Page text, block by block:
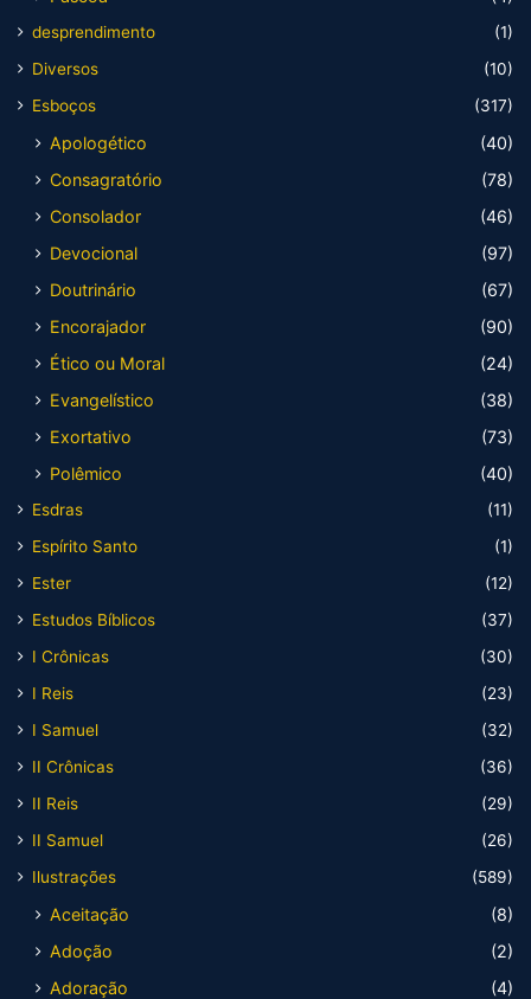
desprendimento
(1)
Diversos
(10)
Esboços
(317)
Apologético
(40)
Consagratório
(78)
Consolador
(46)
Devocional
(97)
Doutrinário
(67)
Encorajador
(90)
Ético ou Moral
(24)
Evangelístico
(38)
Exortativo
(73)
Polêmico
(40)
Esdras
(11)
Espírito Santo
(1)
Ester
(12)
Estudos Bíblicos
(37)
I Crônicas
(30)
I Reis
(23)
I Samuel
(32)
II Crônicas
(36)
II Reis
(29)
II Samuel
(26)
Ilustrações
(589)
Aceitação
(8)
Adoção
(2)
Adoração
(4)